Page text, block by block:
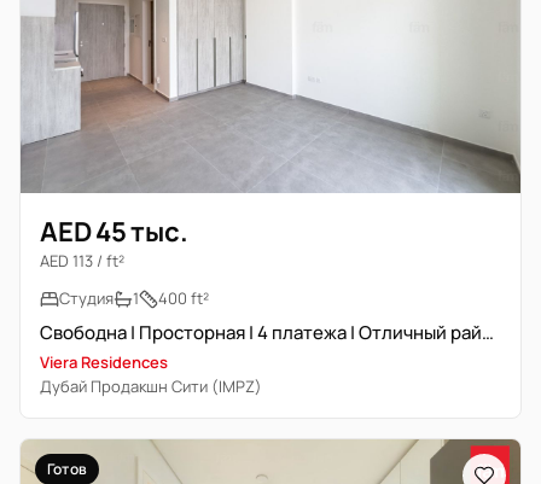
AED 45 тыс.
AED 113 / ft²
Студия
1 400 ft²
Свободна | Просторная | 4 платежа | Отличный район
Viera Residences
Дубай Продакшн Сити (IMPZ)
Готов